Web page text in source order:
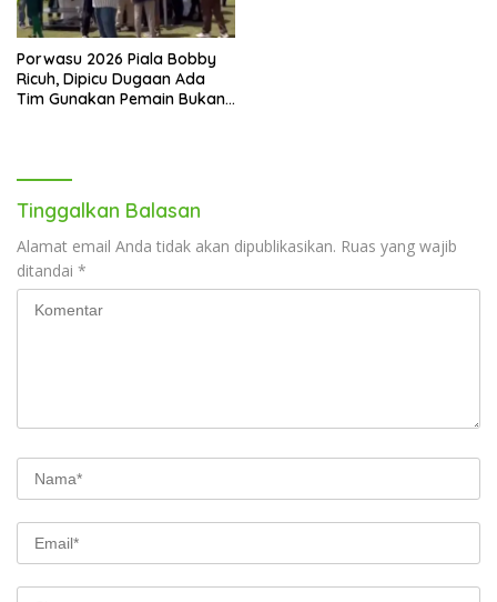
Porwasu 2026 Piala Bobby
Ricuh, Dipicu Dugaan Ada
Tim Gunakan Pemain Bukan
Tinggalkan Balasan
Alamat email Anda tidak akan dipublikasikan. Ruas yang wajib
ditandai *